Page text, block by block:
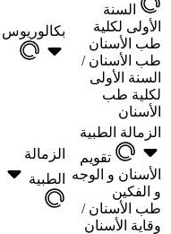
السنة
الأولى لكلية
طب الأسنان
طب الأسنان /
السنة الأولى
لكلية طب
الأسنان
بكالوريوس
الزمالة الطبية
تقويم
الأسنان و الوجه
و الفكين
طب الأسنان /
وقاية الأسنان
الزمالة
الطبية